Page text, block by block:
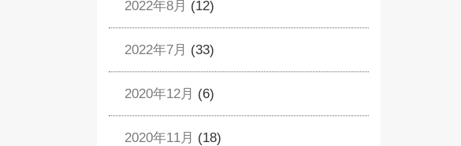
2022年8月 (12)
2022年7月 (33)
2020年12月 (6)
2020年11月 (18)